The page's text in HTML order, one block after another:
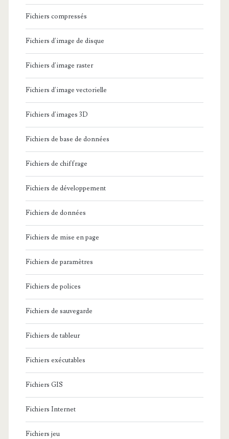
Fichiers compressés
Fichiers d'image de disque
Fichiers d'image raster
Fichiers d'image vectorielle
Fichiers d'images 3D
Fichiers de base de données
Fichiers de chiffrage
Fichiers de développement
Fichiers de données
Fichiers de mise en page
Fichiers de paramètres
Fichiers de polices
Fichiers de sauvegarde
Fichiers de tableur
Fichiers exécutables
Fichiers GIS
Fichiers Internet
Fichiers jeu